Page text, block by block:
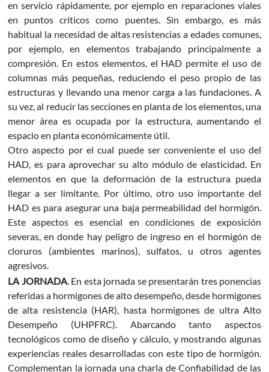
en servicio rápidamente, por ejemplo en reparaciones viales
en puntos críticos como puentes. Sin embargo, es más
habitual la necesidad de altas resistencias a edades comunes,
por ejemplo, en elementos trabajando principalmente a
compresión. En estos elementos, el HAD permite el uso de
columnas más pequeñas, reduciendo el peso propio de las
estructuras y llevando una menor carga a las fundaciones. A
su vez, al reducir las secciones en planta de los elementos, una
menor área es ocupada por la estructura, aumentando el
espacio en planta económicamente útil.
Otro aspecto por el cual puede ser conveniente el uso del
HAD, es para aprovechar su alto módulo de elasticidad. En
elementos en que la deformación de la estructura pueda
llegar a ser limitante. Por último, otro uso importante del
HAD es para asegurar una baja permeabilidad del hormigón.
Este aspectos es esencial en condiciones de exposición
severas, en donde hay peligro de ingreso en el hormigón de
cloruros (ambientes marinos), sulfatos, u otros agentes
agresivos.
LA JORNADA. En esta jornada se presentarán tres ponencias
referidas a hormigones de alto desempeño, desde hormigones
de alta resistencia (HAR), hasta hormigones de ultra Alto
Desempeño (UHPFRC). Abarcando tanto aspectos
tecnológicos como de diseño y cálculo, y mostrando algunas
experiencias reales desarrolladas con este tipo de hormigón.
Complementan la jornada una charla de Confiabilidad de las